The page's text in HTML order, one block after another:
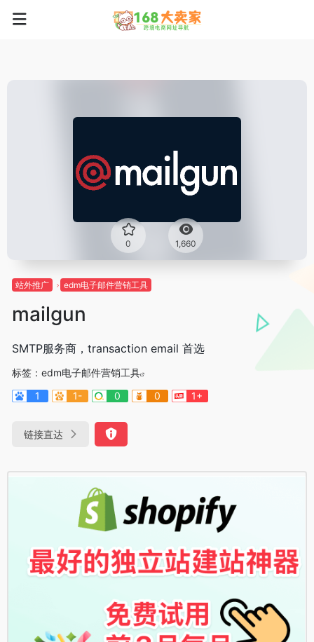
0 1,660
站外推广 edm电子邮件营销工具
mailgun
SMTP服务商，transaction email 首选
标签： edm电子邮件营销工具
1
1- 0 0 1+
链接直达